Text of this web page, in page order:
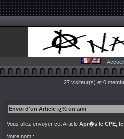
Accueil
27 visiteur(s) et 0
Envoi d'un Article ï¿½ un ami
Vous allez envoyer cet Article Apr�s le CPE,
Votre nom :